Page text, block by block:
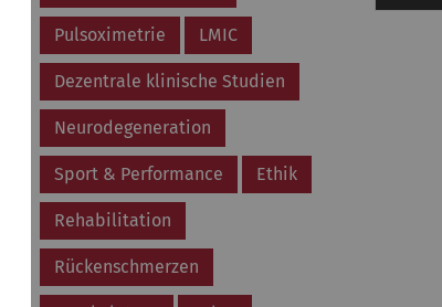
Pulsoximetrie LMIC
Dezentrale klinische Studien
Neurodegeneration
Sport & Performance Ethik
Rehabilitation
Rückenschmerzen